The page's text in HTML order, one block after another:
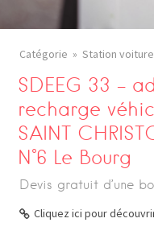
Catégorie Station
SDEEG 33 –
recharge
SAINT
N°6 Le Bourg
Devis gratuit d’une
Cliquez ici pour